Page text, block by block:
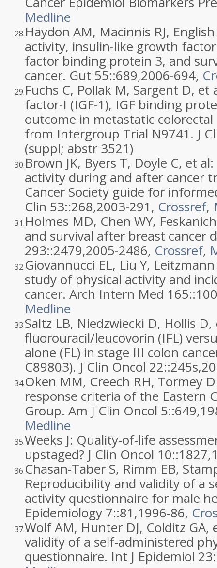
Medline
28.Haydon AM, Macinnis RJ,
activity, insulin-like growth
factor binding protein 3, and
cancer. Gut 55::689,2006-694,
29.Fuchs C, Pollak M, Sargent D,
factor-I (IGF-1), IGF binding
outcome in metastatic colorectal
from Intergroup Trial N9741. J
(suppl; abstr 3521)
30.Brown JK, Byers T, Doyle C, et
activity during and after cancer
Cancer Society guide for
Clin 53::268,2003-291, Crossref,
31.Holmes MD, Chen WY,
and survival after breast cancer
293::2479,2005-2486, Crossref,
32.Giovannucci EL, Liu Y,
study of physical activity and
cancer. Arch Intern Med 165::
Medline
33.Saltz LB, Niedzwiecki D, Hollis
fluorouracil/leucovorin (IFL)
alone (FL) in stage III colon
C89803). J Clin Oncol 22::245s,
34.Oken MM, Creech RH, Tormey
response criteria of the Eastern
Group. Am J Clin Oncol 5::649,
Medline
35.Weeks J: Quality-of-life
upstaged? J Clin Oncol 10::1827,
36.Chasan-Taber S, Rimm EB,
Reproducibility and validity of a
activity questionnaire for male
Epidemiology 7::81,1996-86,
37.Wolf AM, Hunter DJ, Colditz
validity of a self-administered
questionnaire. Int J Epidemiol